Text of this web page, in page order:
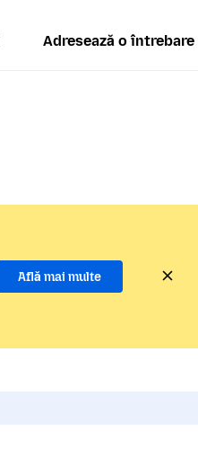
Adresează o întrebare
Află mai multe